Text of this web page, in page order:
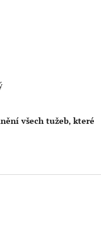
všech tužeb, které